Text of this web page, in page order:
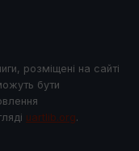
розміщені на сайті
бути
uartlib.org.